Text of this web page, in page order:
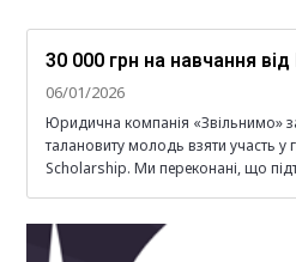
30 000 грн на навчання
06/01/2026
Юридична компанія «Звільнимо»
талановиту молодь взяти участь у
Scholarship. Ми переконані, що